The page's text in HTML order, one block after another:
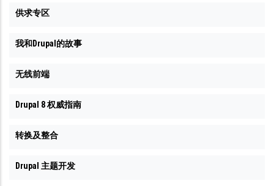
供求专区
我和Drupal的故事
无线前端
Drupal 8 权威指南
转换及整合
Drupal 主题开发